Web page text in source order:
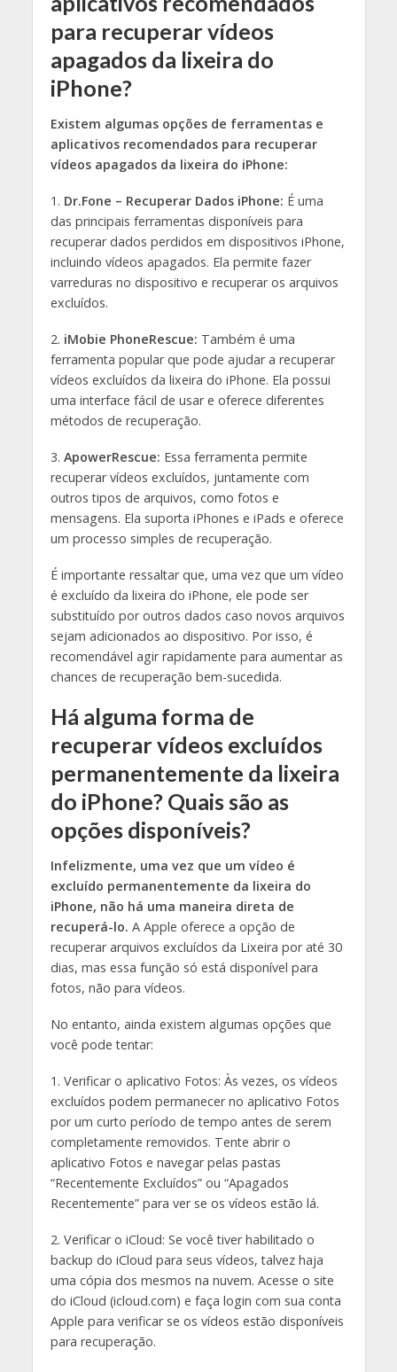
para recuperar vídeos
apagados da lixeira do
iPhone?
Existem algumas opções de ferramentas e
aplicativos recomendados para recuperar
vídeos apagados da lixeira do iPhone:
1. Dr.Fone – Recuperar Dados iPhone: É uma
das principais ferramentas disponíveis para
recuperar dados perdidos em dispositivos iPhone,
incluindo vídeos apagados. Ela permite fazer
varreduras no dispositivo e recuperar os arquivos
excluídos.
2. iMobie PhoneRescue: Também é uma
ferramenta popular que pode ajudar a recuperar
vídeos excluídos da lixeira do iPhone. Ela possui
uma interface fácil de usar e oferece diferentes
métodos de recuperação.
3. ApowerRescue: Essa ferramenta permite
recuperar vídeos excluídos, juntamente com
outros tipos de arquivos, como fotos e
mensagens. Ela suporta iPhones e iPads e oferece
um processo simples de recuperação.
É importante ressaltar que, uma vez que um vídeo
é excluído da lixeira do iPhone, ele pode ser
substituído por outros dados caso novos arquivos
sejam adicionados ao dispositivo. Por isso, é
recomendável agir rapidamente para aumentar as
chances de recuperação bem-sucedida.
Há alguma forma de
recuperar vídeos excluídos
permanentemente da lixeira
do iPhone? Quais são as
opções disponíveis?
Infelizmente, uma vez que um vídeo é
excluído permanentemente da lixeira do
iPhone, não há uma maneira direta de
recuperá-lo. A Apple oferece a opção de
recuperar arquivos excluídos da Lixeira por até 30
dias, mas essa função só está disponível para
fotos, não para vídeos.
No entanto, ainda existem algumas opções que
você pode tentar:
1. Verificar o aplicativo Fotos: Às vezes, os vídeos
excluídos podem permanecer no aplicativo Fotos
por um curto período de tempo antes de serem
completamente removidos. Tente abrir o
aplicativo Fotos e navegar pelas pastas
“Recentemente Excluídos” ou “Apagados
Recentemente” para ver se os vídeos estão lá.
2. Verificar o iCloud: Se você tiver habilitado o
backup do iCloud para seus vídeos, talvez haja
uma cópia dos mesmos na nuvem. Acesse o site
do iCloud (icloud.com) e faça login com sua conta
Apple para verificar se os vídeos estão disponíveis
para recuperação.